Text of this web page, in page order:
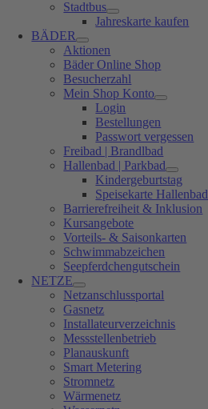
Stadtbus
Jahreskarte kaufen
BÄDER
Aktionen
Bäder Online Shop
Besucherzahl
Mein Shop Konto
Login
Bestellungen
Passwort vergessen
Freibad | Brandlbad
Hallenbad | Parkbad
Kindergeburtstag
Speisekarte Hallenbad
Barrierefreiheit & Inklusion
Kursangebote
Vorteils- & Saisonkarten
Schwimmabzeichen
Seepferdchengutschein
NETZE
Netzanschlussportal
Gasnetz
Installateurverzeichnis
Messstellenbetrieb
Planauskunft
Smart Metering
Stromnetz
Wärmenetz